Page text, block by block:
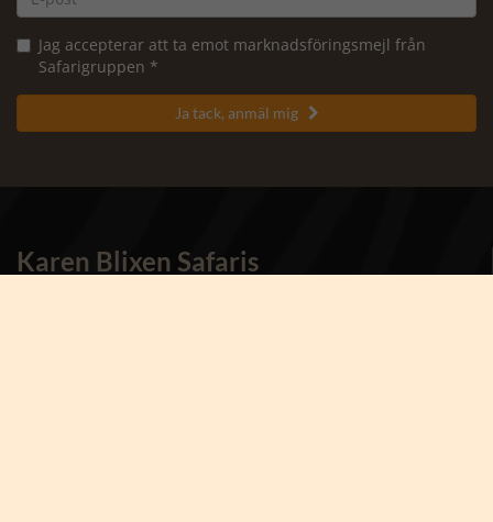
Jag accepterar att ta emot marknadsföringsmejl från
Safarigruppen *
Ja tack, anmäl mig 
Karen Blixen Safaris